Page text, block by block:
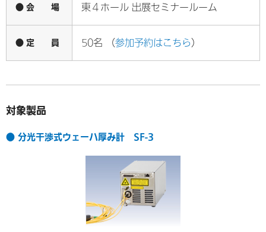
● 会 場 東４ホール 出展セミナールーム
● 定 員 50名 （参加予約はこちら）
対象製品
● 分光干渉式ウェーハ厚み計 SF-3